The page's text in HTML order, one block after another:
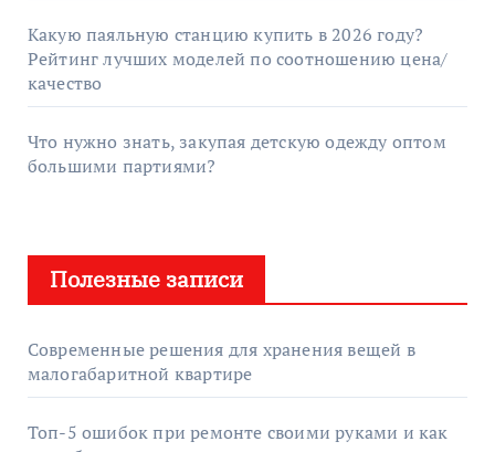
Какую паяльную станцию купить в 2026 году?
Рейтинг лучших моделей по соотношению цена/
качество
Что нужно знать, закупая детскую одежду оптом
большими партиями?
Полезные записи
Современные решения для хранения вещей в
малогабаритной квартире
Топ-5 ошибок при ремонте своими руками и как